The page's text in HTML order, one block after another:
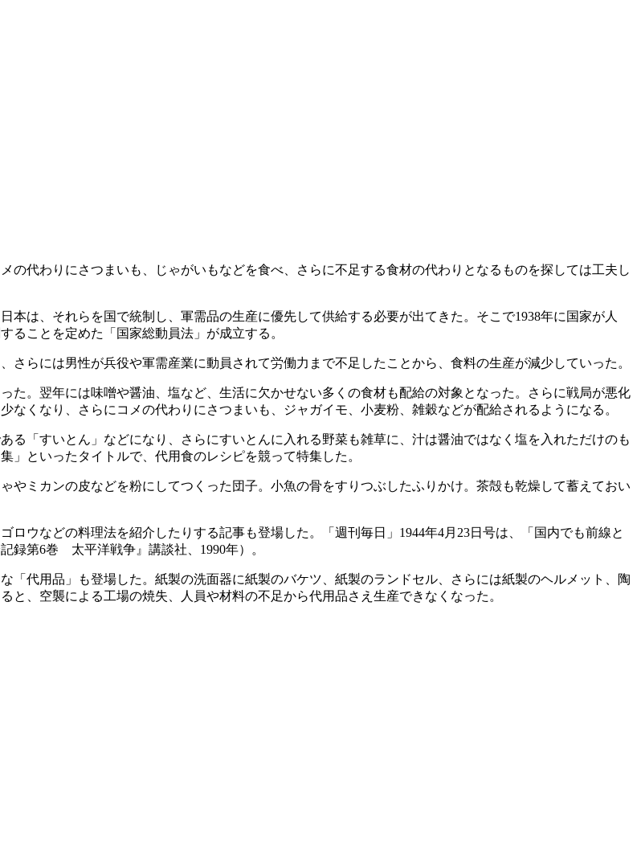
代わりにさつまいも、じゃがいもなどを食べ、さらに不足する食材の代わりとなるものを探しては工夫し
は、それらを国で統制し、軍需品の生産に優先して供給する必要が出てきた。そこで1938年に国家が人
ることを定めた「国家総動員法」が成立する。
らには男性が兵役や軍需産業に動員されて労働力まで不足したことから、食料の生産が減少していった。
。翌年には味噌や醤油、塩など、生活に欠かせない多くの食材も配給の対象となった。さらに戦局が悪化
くなり、さらにコメの代わりにさつまいも、ジャガイモ、小麦粉、雑穀などが配給されるようになる。
「すいとん」などになり、さらにすいとんに入れる野菜も雑草に、汁は醤油ではなく塩を入れただけのも
といったタイトルで、代用食のレシピを競って特集した。
ミカンの皮などを粉にしてつくった団子。小魚の骨をすりつぶしたふりかけ。茶殻も乾燥して蓄えておい
ウなどの料理法を紹介したりする記事も登場した。「週刊毎日」1944年4月23日号は、「国内でも前線と
録第6巻 太平洋戦争』講談社、1990年）。
代用品」も登場した。紙製の洗面器に紙製のバケツ、紙製のランドセル、さらには紙製のヘルメット、陶
、空襲による工場の焼失、人員や材料の不足から代用品さえ生産できなくなった。